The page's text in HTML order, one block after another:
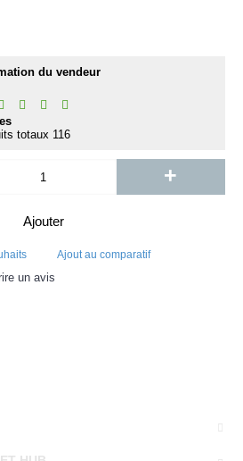
du vendeur
totaux 116
+
Ajouter
Ajout au comparatif
un avis